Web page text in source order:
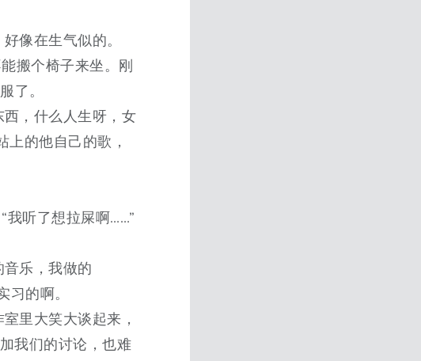
像在生气似的。
搬个椅子来坐。刚
了。
，什么人生呀，女
的他自己的歌，
我听了想拉屎啊……”
乐，我做的
的啊。
里大笑大谈起来，
我们的讨论，也难